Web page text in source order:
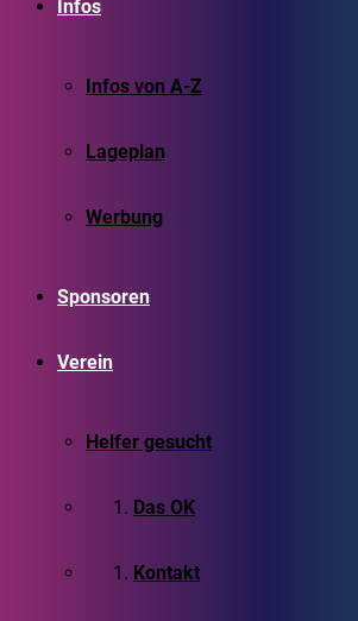
Infos
Infos von A-Z
Lageplan
Werbung
Sponsoren
Verein
Helfer gesucht
Das OK
Kontakt